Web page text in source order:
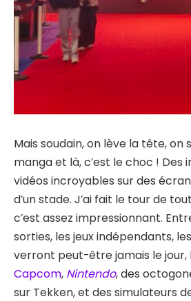
Mais soudain, on lève la tête, on
manga et là, c’est le choc ! Des
vidéos incroyables sur des
d’un stade. J’ai fait le tour de
c’est assez impressionnant.
sorties, les jeux indépendants,
verront peut-être jamais le jour,
Capcom, Nintendo, des
sur Tekken, et des simulateurs